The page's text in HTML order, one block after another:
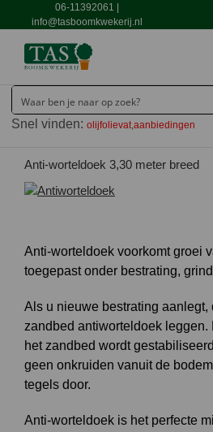
06-11392061
info@tasboomkwekerij.nl
Contact en bestellen
Catalogus
Aanbiedingen
Tuincentrum Waddinxveen
Tuinthema’s
Snel vinden:olijfolievat aanbiedingen
Anti-worteldoek 3,30 meter breed
Anti-worteldoek voorkomt groei
toegepast onder bestrating,
Als u nieuwe bestrating aanlegt,
zandbed antiworteldoek leggen.
het zandbed wordt
geen onkruiden vanuit de
tegels door.
Anti-worteldoek is het perfecte